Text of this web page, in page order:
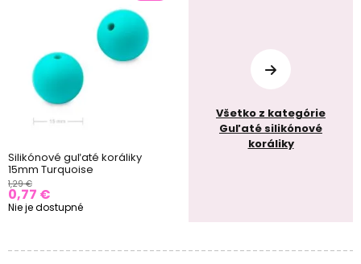
Silikónové guľaté koráliky
15mm Turquoise
1,29 €
0,77 €
Nie je dostupné
Všetko z kategórie
Guľaté silikónové
koráliky